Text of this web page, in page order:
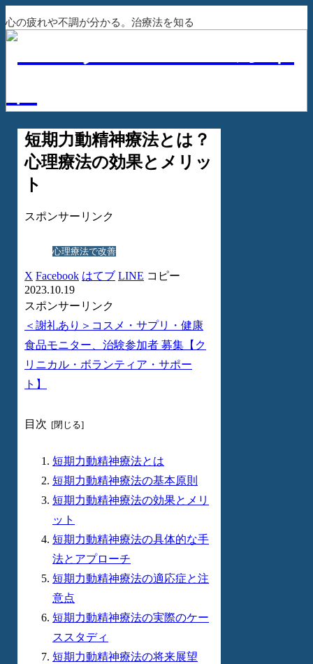
心の疲れや不調が分かる。治療法を知る
短期力動精神療法とは？
心理療法の効果とメリッ
ト
スポンサーリンク
心理療法で改善
X Facebook はてブ LINE コピー
2023.10.19
スポンサーリンク
＜謝礼あり＞コスメ・サプリ・健康
食品モニター、治験参加者 募集【ク
リニカル・ボランティア・サポー
ト】
目次
短期力動精神療法とは
短期力動精神療法の基本原則
短期力動精神療法の効果とメリ
ット
短期力動精神療法の具体的な手
法とアプローチ
短期力動精神療法の適応症と注
意点
短期力動精神療法の実際のケー
ススタディ
短期力動精神療法の将来展望